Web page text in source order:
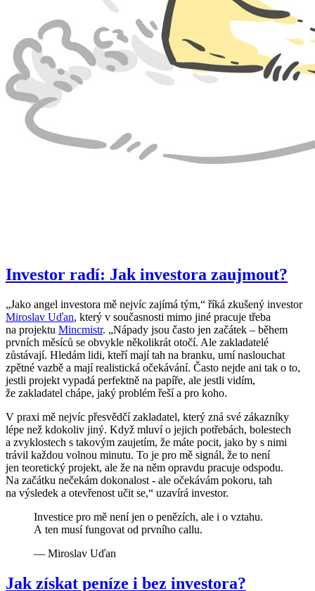
Investor radí: Jak investora zaujmout?
„Jako angel investora mě nejvíc zajímá tým,“ říká zkušený investor
Miroslav Uďan, který v současnosti mimo jiné pracuje třeba
na projektu Mincmistr. „Nápady jsou často jen začátek – během
prvních měsíců se obvykle několikrát otočí. Ale zakladatelé
zůstávají. Hledám lidi, kteří mají tah na branku, umí naslouchat
zpětné vazbě a mají realistická očekávání. Často nejde ani tak o to,
jestli projekt vypadá perfektně na papíře, ale jestli vidím,
že zakladatel chápe, jaký problém řeší a pro koho.
V praxi mě nejvíc přesvědčí zakladatel, který zná své zákazníky
lépe než kdokoliv jiný. Když mluví o jejich potřebách, bolestech
a zvyklostech s takovým zaujetím, že máte pocit, jako by s nimi
trávil každou volnou minutu. To je pro mě signál, že to není
jen teoretický projekt, ale že na něm opravdu pracuje odspodu.
Na začátku nečekám dokonalost - ale očekávám pokoru, tah
na výsledek a otevřenost učit se,“ uzavírá investor.
Investice pro mě není jen o penězích, ale i o vztahu.
A ten musí fungovat od prvního callu.
— Miroslav Uďan
Jak získat peníze i bez investora?